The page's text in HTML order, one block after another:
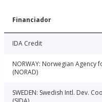
Financiador
IDA Credit
NORWAY: Norwegian Agency
(NORAD)
SWEDEN: Swedish Intl. Dev.